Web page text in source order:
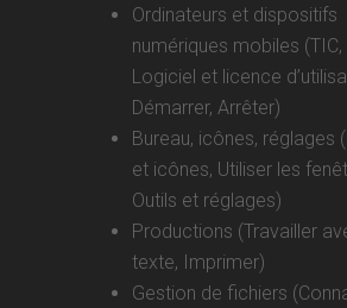
Ordinateurs et dispositifs
numériques mobiles (TIC,
Logiciel et licence
Démarrer, Arrêter)
Bureau, icônes, réglages
et icônes, Utiliser les
Outils et réglages)
Productions (Travailler
texte, Imprimer)
Gestion de fichiers